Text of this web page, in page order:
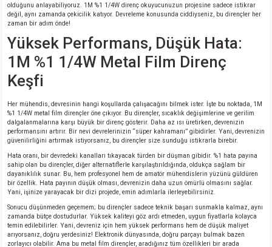
olduğunu anlayabiliyoruz. 1M %1 1/4W direnç okuyucunuzun projesine sadece istikrar
değil, aynı zamanda çekicilik katıyor. Devreleme konusunda ciddiyseniz, bu dirençler her
zaman bir adım önde!
Yüksek Performans, Düşük Hata:
1M %1 1/4W Metal Film Direnç
Keşfi
Her mühendis, devresinin hangi koşullarda çalışacağını bilmek ister. İşte bu noktada, 1M
%1 1/4W metal film dirençler öne çıkıyor. Bu dirençler, sıcaklık değişimlerine ve gerilim
dalgalanmalarına karşı büyük bir direnç gösterir. Daha az ısı üretirken, devrenizin
performansını artırır. Bir nevi devrelerinizin “süper kahramanı” gibidirler. Yani, devrenizin
güvenilirliğini artırmak istiyorsanız, bu dirençler size sunduğu istikrarla birebir.
Hata oranı, bir devredeki kanalları tıkayacak türden bir düşman gibidir. %1 hata payına
sahip olan bu dirençler, diğer alternatiflerle karşılaştırıldığında, oldukça sağlam bir
dayanıklılık sunar. Bu, hem profesyonel hem de amatör mühendislerin yüzünü güldüren
bir özellik. Hata payının düşük olması, devrenizin daha uzun ömürlü olmasını sağlar.
Yani, işinize yarayacak bir dizi projede, emin adımlarla ilerleyebilirsiniz.
Sonucu düşünmeden geçemem; bu dirençler sadece teknik başarı sunmakla kalmaz, aynı
zamanda bütçe dostudurlar. Yüksek kaliteyi göz ardı etmeden, uygun fiyatlarla kolayca
temin edilebilirler. Yani, devreniz için hem yüksek performans hem de düşük maliyet
arıyorsanız, doğru yerdesiniz! Elektronik dünyasında, doğru parçayı bulmak bazen
zorlayıcı olabilir. Ama bu metal film dirençler, aradığınız tüm özellikleri bir arada